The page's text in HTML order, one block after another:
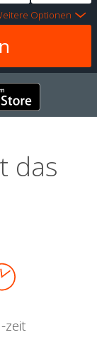
Optionen
das
zeit